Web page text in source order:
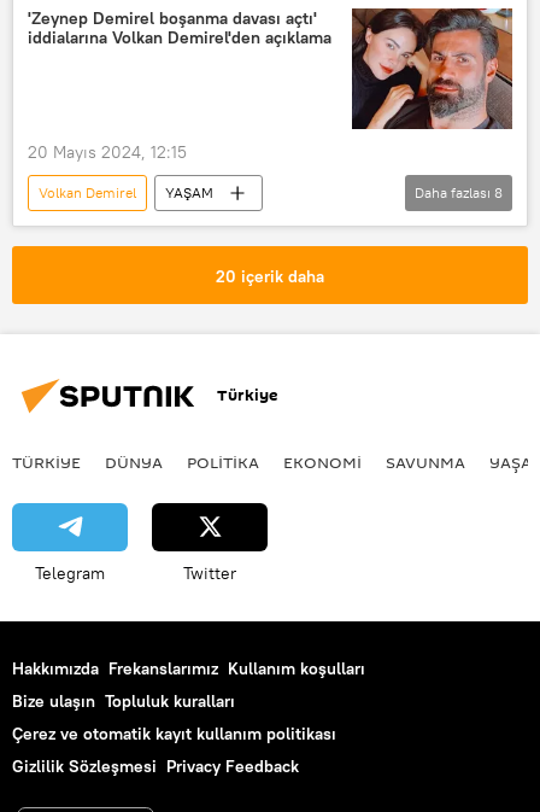
Jose Mourinho
Ali Koç
TFF Merkez Hakem Kurulu
'Zeynep Demirel boşanma davası açtı'
iddialarına Volkan Demirel'den açıklama
20 Mayıs 2024, 12:15
Volkan Demirel
YAŞAM
Volkan Demirel açıklamalarda bulundu
Hatayspor
Deprem
Boşanma
Boşanma davası
Daha fazlası 8
20 içerik daha
Türkiye
TÜRKIYE DÜNYA POLİTİKA EKONOMİ SAVUNMA
Telegram Twitter
Hakkımızda Frekanslarımız Kullanım koşulları
Bize ulaşın Topluluk kuralları
Çerez ve otomatik kayıt kullanım politikası
Gizlilik Sözleşmesi Privacy Feedback